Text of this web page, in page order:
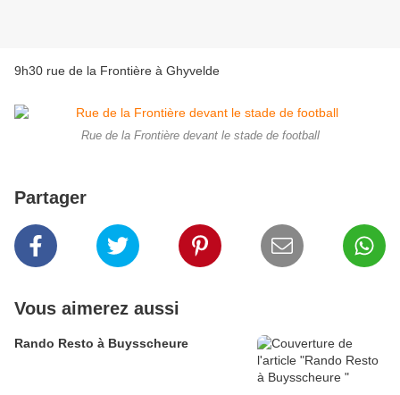
9h30 rue de la Frontière à Ghyvelde
Rue de la Frontière devant le stade de football
Partager
Vous aimerez aussi
Rando Resto à Buysscheure